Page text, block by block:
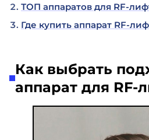
ТОП аппаратов для RF-
Где купить аппарат RF-
Как выбрать
аппарат для RF-